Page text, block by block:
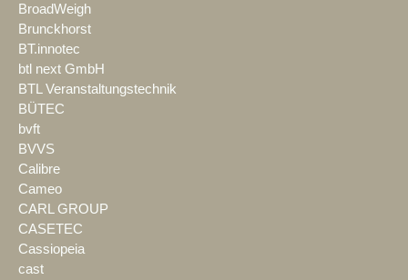
BroadWeigh
Brunckhorst
BT.innotec
btl next GmbH
BTL Veranstaltungstechnik
BÜTEC
bvft
BVVS
Calibre
Cameo
CARL GROUP
CASETEC
Cassiopeia
cast